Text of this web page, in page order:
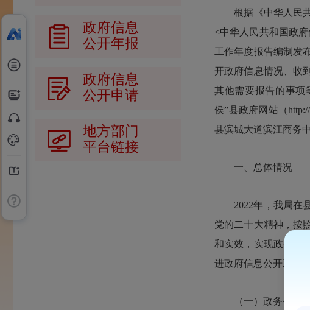
政府信息
公开年报
政府信息
公开申请
地方部门
平台链接
根据《中华人民共
<中华人民共和国政
工作年度报告编制发
开政府信息情况、收
其他需要报告的事项
侯”县政府网站（
县滨城大道滨江商务
一、总体情况
2022年，我局在县
党的二十大精神，按
和实效，实现政务公
进政府信息公开工作。
（一）政务公开工